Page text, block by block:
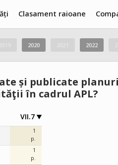
Clasament raioane
2020 2022
și publicate
în cadrul APL?
VII.7
1
p.
1
p.